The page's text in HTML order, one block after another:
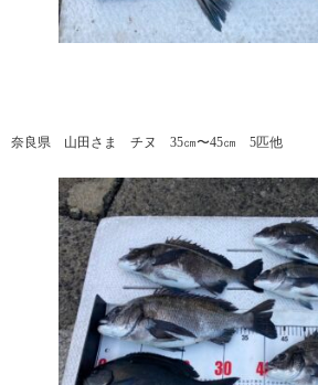
奈良県 山田さま チヌ 35㎝〜45㎝ 5匹他